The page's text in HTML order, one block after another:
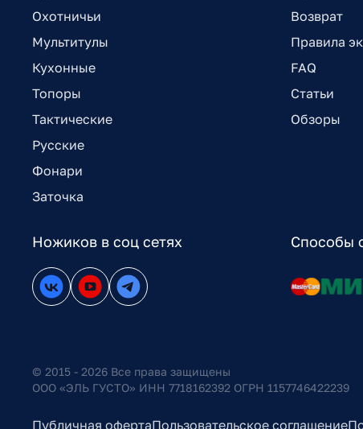
Охотничьи
Мультитулы
Кухонные
Топоры
Тактические
Русские
Фонари
Заточка
Возврат
Правила
FAQ
Статьи
Обзоры
Ножиков в соц сетях Способы
© 2015 - 2026 Все права защищены
ООО «ЭЛЬ ГУСТО» ИНН 7718162392 ОГРН 1157746422239
Публичная офертаПользовательское соглашение